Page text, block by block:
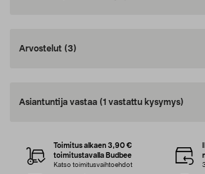
Arvostelut (3)
Asiantuntija vastaa (1 vastattu kysymys)
Toimitus alkaen 3,90 €
toimitustavalla Budbee
Katso toimitusvaihtoehdot